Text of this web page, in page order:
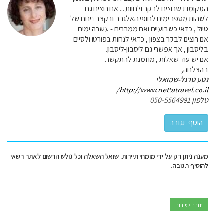
המקומות שרוצים לבקר ולחוות ... אם רוצים גם
לשהות מספר ימים לחופי האלגרב ובקצב נינוח של
טיול , כדאי כשבועיים ואם ממהרים - עשרה ימים.
אם רוצים לבקר בצפון , כדאי לנחות בפורטו ולסיים
בליסבון , אך אפשרי גם ליסבון-ליסבון.
אם יש עוד שאלות , מוזמנת להתקשר.
בהצלחה,
נטע טרגל-שמואלי
http://www.nettatravel.co.il/
טלפון 050-5564991
מענה ניתן רק על ידי מומחי תיירות. שואל השאלה וכל גולש הרשום לאתר רשאי
להוסיף תגובה.
חזרה לפורום